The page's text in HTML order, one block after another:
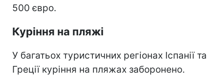
500 євро.
Куріння на пляжі
У багатьох туристичних регіонах Іспанії та
Греції куріння на пляжах заборонено.